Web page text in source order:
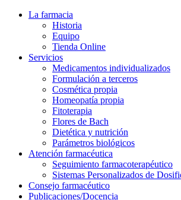
La farmacia
Historia
Equipo
Tienda Online
Servicios
Medicamentos individualizados
Formulación a terceros
Cosmética propia
Homeopatía propia
Fitoterapia
Flores de Bach
Dietética y nutrición
Parámetros biológicos
Atención farmacéutica
Seguimiento farmacoterapéutico
Sistemas Personalizados de
Consejo farmacéutico
Publicaciones/Docencia